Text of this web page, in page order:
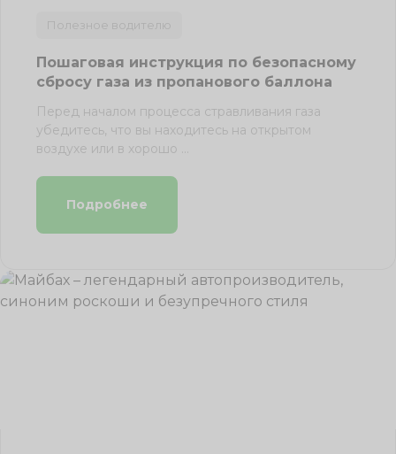
Полезное водителю
Пошаговая инструкция по безопасному
сбросу газа из пропанового баллона
Перед началом процесса стравливания газа
убедитесь, что вы находитесь на открытом
воздухе или в хорошо ...
Подробнее